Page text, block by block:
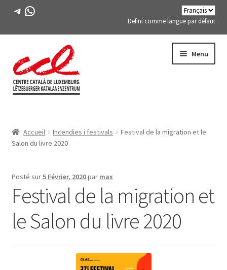
Télégramme
WhatsApp
Defini comme langue par défaut
la
navigation
au
contenu
Menu
menu
ACTIVITÉS
Expand
MEMBRES DE FES-TE
LIVRE
Accueil Incendies i festivals
Festival de la migration et le
Salon du livre 2020
Posté sur5 Février, 2020par max
Festival de la migration et
le Salon du livre 2020